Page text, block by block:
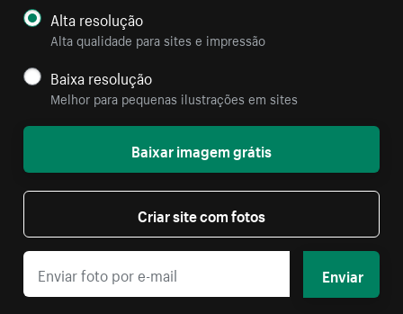
Alta resolução
Alta qualidade para sites e impressão
Baixa resolução
Melhor para pequenas ilustrações em sites
Baixar imagem grátis
Criar site com fotos
Enviar